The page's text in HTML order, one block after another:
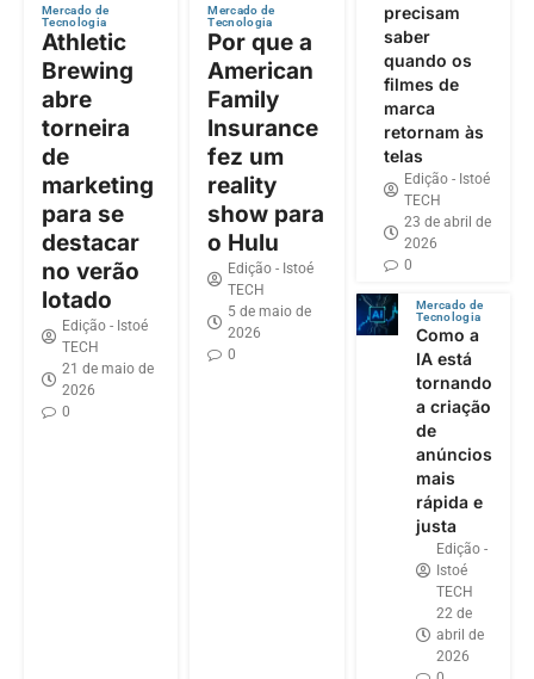
Mercado de
Tecnologia
Athletic
Brewing
abre
torneira
de
marketing
para se
destacar
no verão
lotado
Edição - Istoé
TECH
21 de maio de
2026
0
Mercado de
Tecnologia
Por que a
American
Family
Insurance
fez um
reality
show para
o Hulu
Edição - Istoé
TECH
5 de maio de
2026
0
precisam
saber
quando os
filmes de
marca
retornam às
telas
Edição - Istoé
TECH
23 de abril de
2026
0
Mercado de
Tecnologia
Como a
IA está
tornando
a criação
de
anúncios
mais
rápida e
justa
Edição -
Istoé
TECH
22 de
abril de
2026